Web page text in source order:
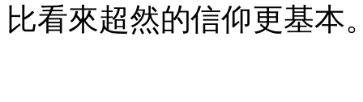
比看來超然的信仰更基本